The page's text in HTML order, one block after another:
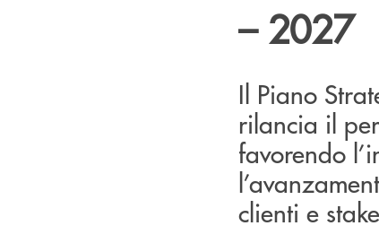
– 2027
Il Piano
rilancia il
favorendo
clienti e